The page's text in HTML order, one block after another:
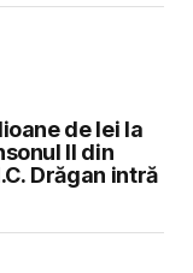
de lei la
II din
Drăgan intră